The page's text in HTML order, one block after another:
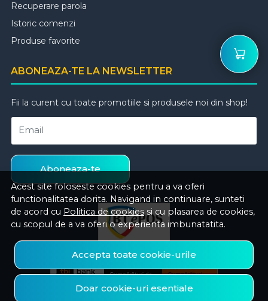
Acest site foloseste cookies pentru a va oferi
functionalitatea dorita. Navigand in continuare, sunteti
de acord cu Politica de cookies si cu plasarea de cookies,
cu scopul de a va oferi o experienta imbunatatita.
Accepta toate cookie-urile
Doar cookie-uri esentiale
Recuperare parola
Istoric comenzi
Produse favorite
ABONEAZA-TE LA NEWSLETTER
Fii la curent cu toate promotiile si produsele noi din shop!
Email
Aboneaza-te